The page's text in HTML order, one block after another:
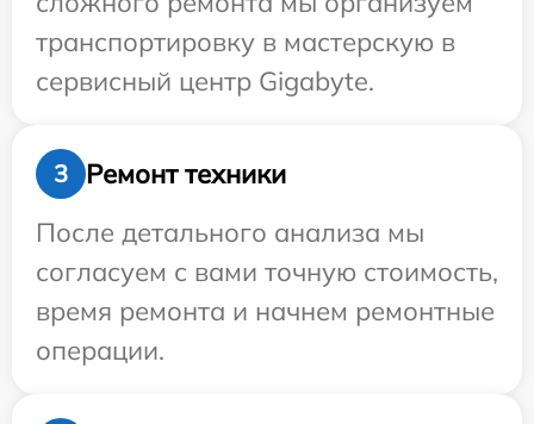
транспортировку в мастерскую в
сервисный центр Gigabyte.
3
Ремонт техники
После детального анализа мы
согласуем с вами точную стоимость,
время ремонта и начнем ремонтные
операции.